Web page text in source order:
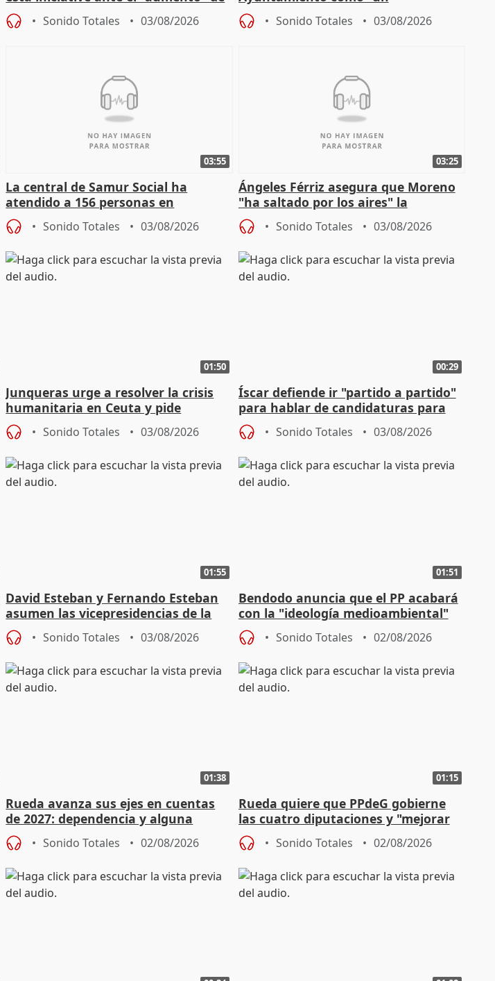
personas sin hogar en Madri
Sonido Totales 03/08/2026
especulador más" sobre viviendas de
Jiménez Becerril
Sonido Totales 03/08/2026
03:55
La central de Samur Social ha
atendido a 156 personas en
situación de calle durante Campaña
de CalorSonido Totales 03/08/2026
03:25
Ángeles Férriz asegura que Moreno
"ha saltado por los aires" la
negociación tras acuerdo con SMA
Sonido Totales 03/08/2026
01:50
Junqueras urge a resolver la crisis
humanitaria en Ceuta y pide
responsabilidad a la UE
Sonido Totales 03/08/2026
00:29
Íscar defiende ir "partido a partido"
para hablar de candidaturas para
2027
Sonido Totales 03/08/2026
01:55
David Esteban y Fernando Esteban
asumen las vicepresidencias de la
Diputación de Valladolid
Sonido Totales 03/08/2026
01:51
Bendodo anuncia que el PP acabará
con la "ideología medioambiental"
para regenerar las playas
Sonido Totales 02/08/2026
01:38
Rueda avanza sus ejes en cuentas
de 2027: dependencia y alguna
rebaja fiscal más en vivienda
Sonido Totales 02/08/2026
01:15
Rueda quiere que PPdeG gobierne
las cuatro diputaciones y "mejorar
en concejales" en ciudades
Sonido Totales 02/08/2026